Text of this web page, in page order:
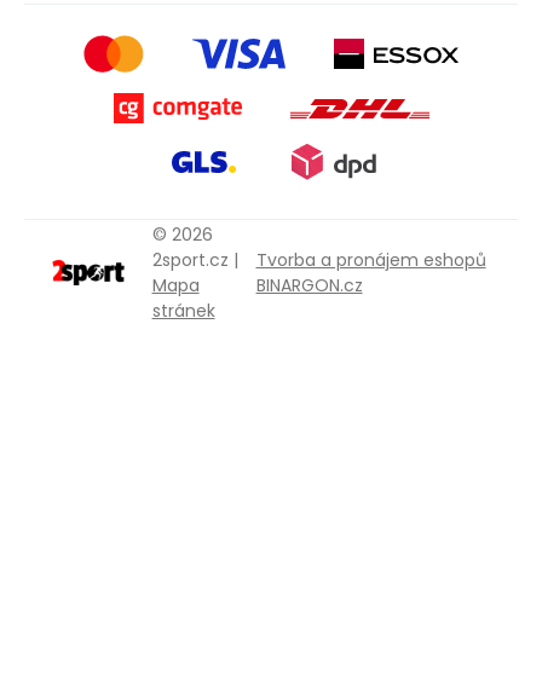
© 2026
2sport.cz |
Mapa
stránek
Tvorba a pronájem eshopů
BINARGON.cz